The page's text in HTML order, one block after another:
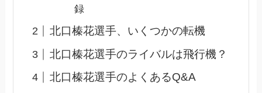
録
北口榛花選手、いくつかの転機
北口榛花選手のライバルは飛行機？
北口榛花選手のよくあるQ&A